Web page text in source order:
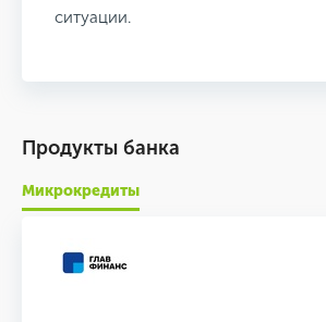
ситуации.
Продукты банка
Микрокредиты